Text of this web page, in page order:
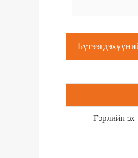
Гэрлийн эх